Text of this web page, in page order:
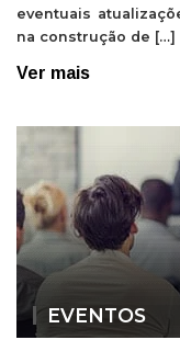
eventuais
na construção de […]
Ver mais
EVENTOS